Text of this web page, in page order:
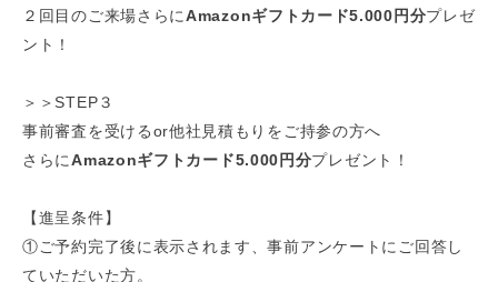
２回目のご来場さらにAmazonギフトカード5.000円分プレゼ
ント！
＞＞STEP３
事前審査を受けるor他社見積もりをご持参の方へ
さらにAmazonギフトカード5.000円分プレゼント！
【進呈条件】
①ご予約完了後に表示されます、事前アンケートにご回答し
ていただいた方。